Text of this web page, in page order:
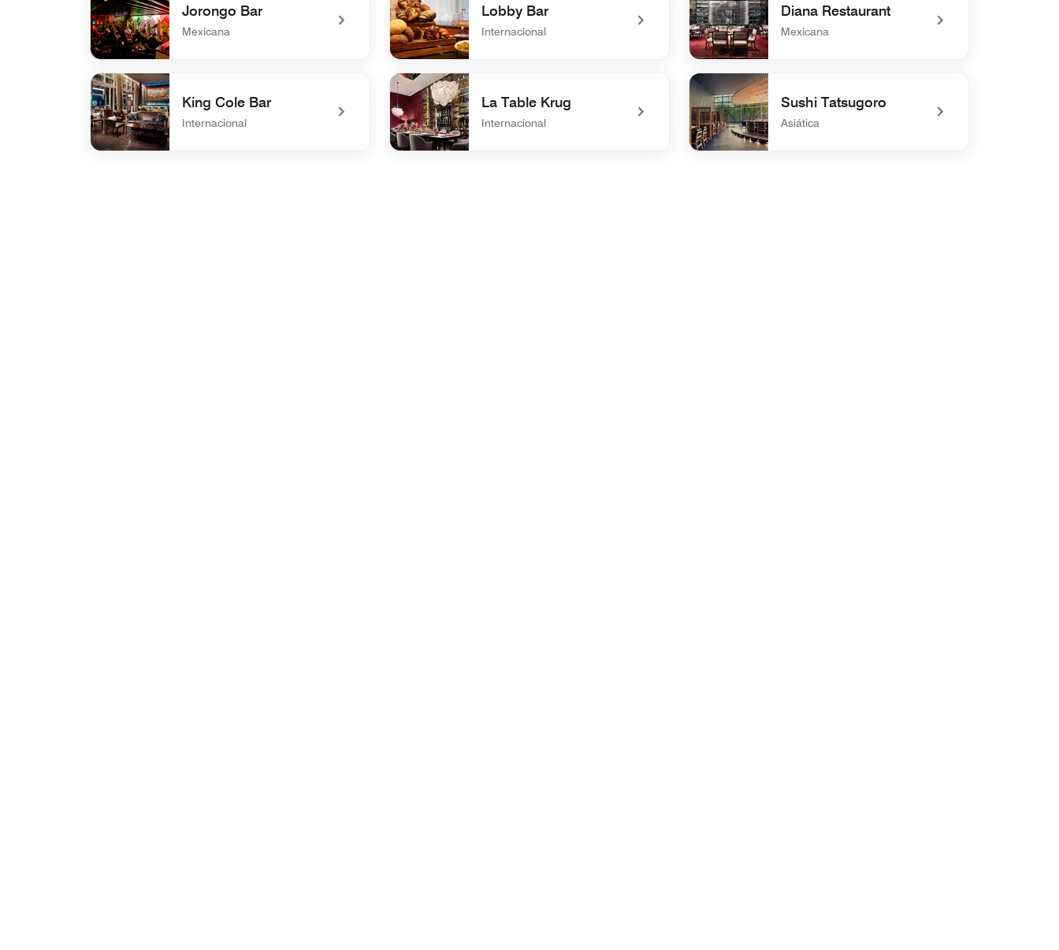
Jorongo Bar
Mexicana
undefined Jorongo Bar
Lobby Bar
Internacional
undefined Lobby Bar
Diana Restaurant
Mexicana
undefined Diana Restaurant
King Cole Bar
Internacional
La Table Krug
Internacional
Sushi Tatsugoro
Asiática